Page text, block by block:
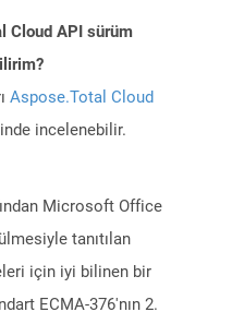
Cloud API sürüm
Aspose.Total Cloud
incelenebilir.
Microsoft Office
tanıtılan
için iyi bilinen bir
ECMA-376'nın 2.